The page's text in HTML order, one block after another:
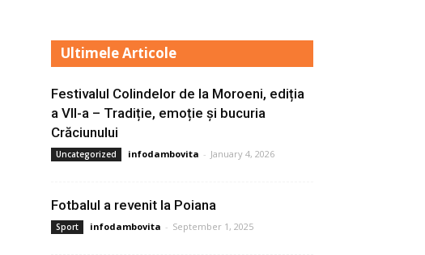
Ultimele Articole
Festivalul Colindelor de la Moroeni, ediția
a VII-a – Tradiție, emoție și bucuria
Crăciunului
Uncategorized infodambovita - January 4, 2026
Fotbalul a revenit la Poiana
Sport infodambovita - September 1, 2025